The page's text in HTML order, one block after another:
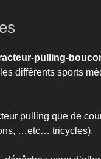
pulling-
différents sports
pulling que de
…etc… tricycles).